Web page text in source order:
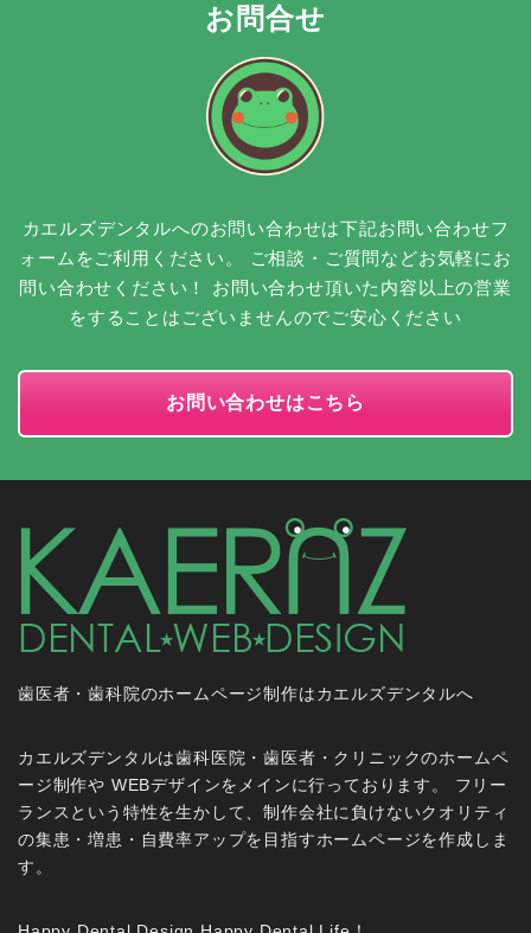
お問合せ
カエルズデンタルへのお問い合わせは下記お問い合わせフ
ォームをご利用ください。
ご相談・ご質問などお気軽にお
問い合わせください！
お問い合わせ頂いた内容以上の営業
をすることはございませんのでご安心ください
お問い合わせはこちら
歯医者・歯科院のホームページ制作はカエルズデンタルへ
カエルズデンタルは歯科医院・歯医者・クリニックのホームペ
ージ制作や WEBデザインをメインに行っております。 フリー
ランスという特性を生かして、制作会社に負けないクオリティ
の集患・増患・自費率アップを目指すホームページを作成しま
す。